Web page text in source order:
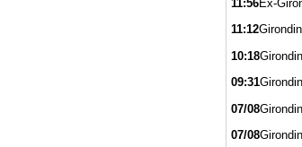
11:56Ex-
11:12
10:18
09:31
07/08
07/08